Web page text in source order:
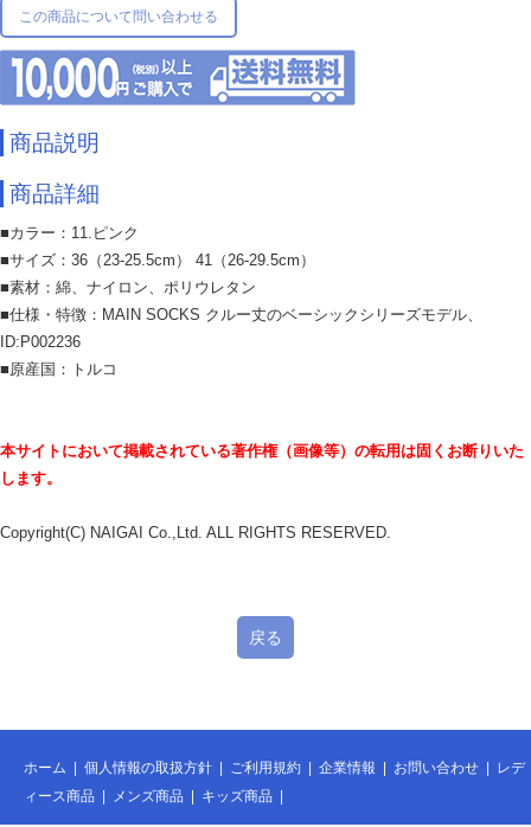
この商品について問い合わせる
商品説明
商品詳細
■カラー：11.ピンク
■サイズ：36（23-25.5cm） 41（26-29.5cm）
■素材：綿、ナイロン、ポリウレタン
■仕様・特徴：MAIN SOCKS クルー丈のベーシックシリーズモデル、
ID:P002236
■原産国：トルコ
本サイトにおいて掲載されている著作権（画像等）の転用は固くお断りいた
します。
Copyright(C) NAIGAI Co.,Ltd. ALL RIGHTS RESERVED.
戻る
ホーム 個人情報の取扱方針 ご利用規約 企業情報 お問い合わせ
レデ
ィース商品
メンズ商品 キッズ商品